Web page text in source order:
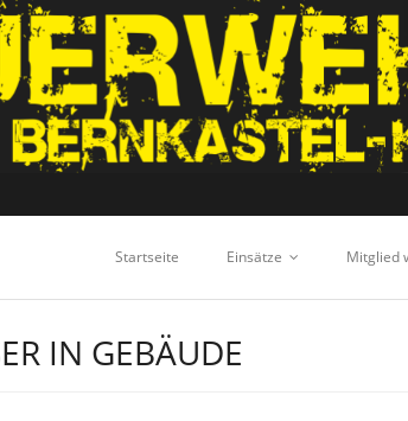
Startseite Einsätze Mitglied
IN GEBÄUDE